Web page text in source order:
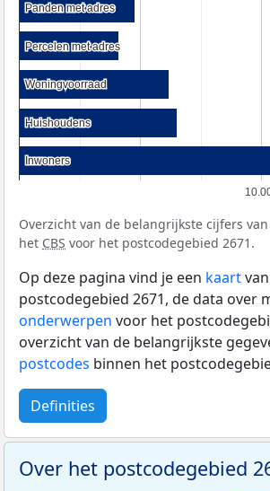
Panden met adres
Panden met adres
Percelen met adres
Percelen met adres
Woningvoorraad
Woningvoorraad
Huishoudens
Huishoudens
Inwoners
Inwoners
Overzicht van de belangrijkste cijfers
het CBS voor het postcodegebied 2671.
Op deze pagina vind je een kaart
postcodegebied 2671, de data over
onderwerpen voor het
overzicht van de belangrijkste
postcodes binnen het
Definities
Over het postcodegebied